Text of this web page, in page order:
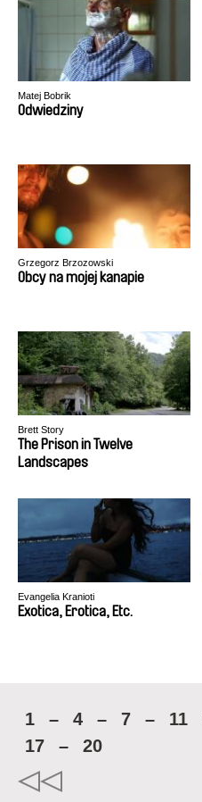
Matej Bobrik
Odwiedziny
Grzegorz Brzozowski
Obcy na mojej kanapie
Brett Story
The Prison in Twelve
Landscapes
Evangelia Kranioti
Exotica, Erotica, Etc.
1 – 4 – 7 – 11
17
– 20